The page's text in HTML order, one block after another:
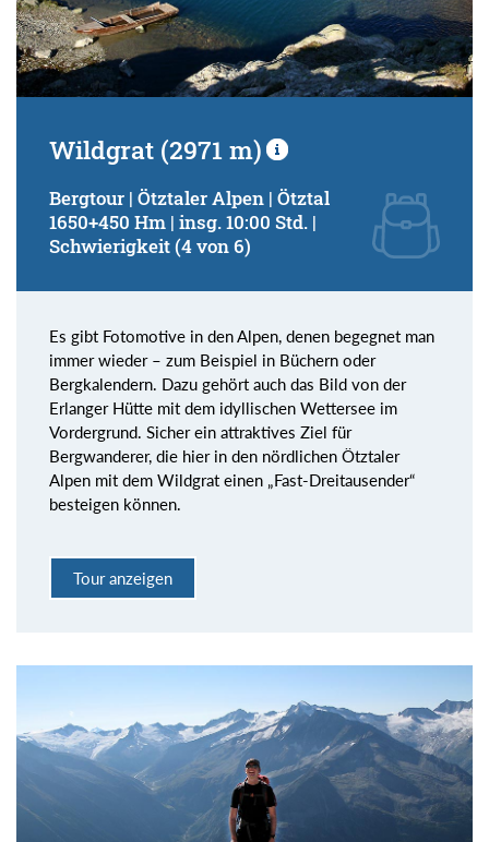
Wildgrat (2971 m)
Bergtour | Ötztaler Alpen | Ötztal
1650+450 Hm | insg. 10:00 Std. |
Schwierigkeit (4 von 6)
Es gibt Fotomotive in den Alpen, denen begegnet man
immer wieder – zum Beispiel in Büchern oder
Bergkalendern. Dazu gehört auch das Bild von der
Erlanger Hütte mit dem idyllischen Wettersee im
Vordergrund. Sicher ein attraktives Ziel für
Bergwanderer, die hier in den nördlichen Ötztaler
Alpen mit dem Wildgrat einen „Fast-Dreitausender“
besteigen können.
Tour anzeigen